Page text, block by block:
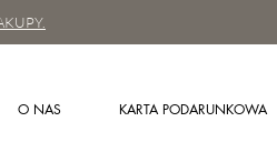
O NAS KARTA PODARUNKOWA